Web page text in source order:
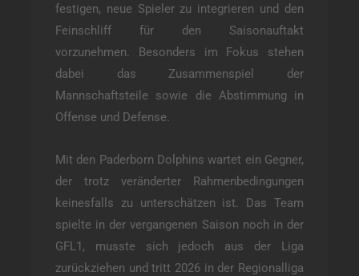
festigen, neue Spieler zu integrieren und den
Feinschliff für den Saisonauftakt
vorzunehmen. Besonders im Fokus stehen
dabei das Zusammenspiel der
Mannschaftsteile sowie die Abstimmung in
Offense und Defense.
Mit den Paderborn Dolphins wartet ein Gegner,
der trotz veränderter Rahmenbedingungen
keinesfalls zu unterschätzen ist. Das Team
spielte in der vergangenen Saison noch in der
GFL1, musste sich jedoch aus der Liga
zurückziehen und tritt 2026 in der Regionalliga